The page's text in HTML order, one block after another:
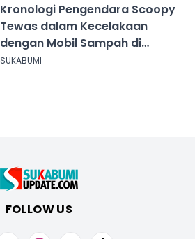
Kronologi Pengendara Scoopy
Tewas dalam Kecelakaan
dengan Mobil Sampah di
Ciangsana Sukabumi
SUKABUMI
FOLLOW US